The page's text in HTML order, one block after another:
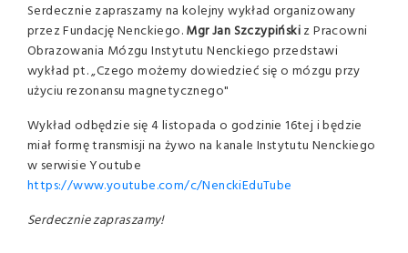
Serdecznie zapraszamy na kolejny wykład organizowany
przez Fundację Nenckiego.Mgr Jan Szczypińskiz Pracowni
Obrazowania Mózgu Instytutu Nenckiego przedstawi
wykład pt. „Czego możemy dowiedzieć się o mózgu przy
użyciu rezonansu magnetycznego"
Wykład odbędzie się 4 listopada o godzinie 16tej i będzie
miał formę transmisji na żywo na kanale Instytutu Nenckiego
w serwisie Youtube
https://www.youtube.com/c/NenckiEduTube
Serdecznie zapraszamy!